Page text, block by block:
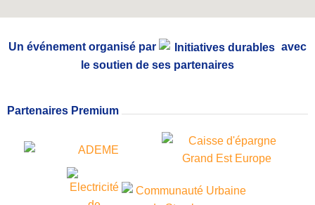
Un événement organisé par
avec
le soutien de ses partenaires
Partenaires Premium